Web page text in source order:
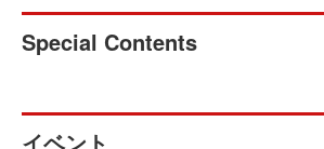
Special Contents
イベント